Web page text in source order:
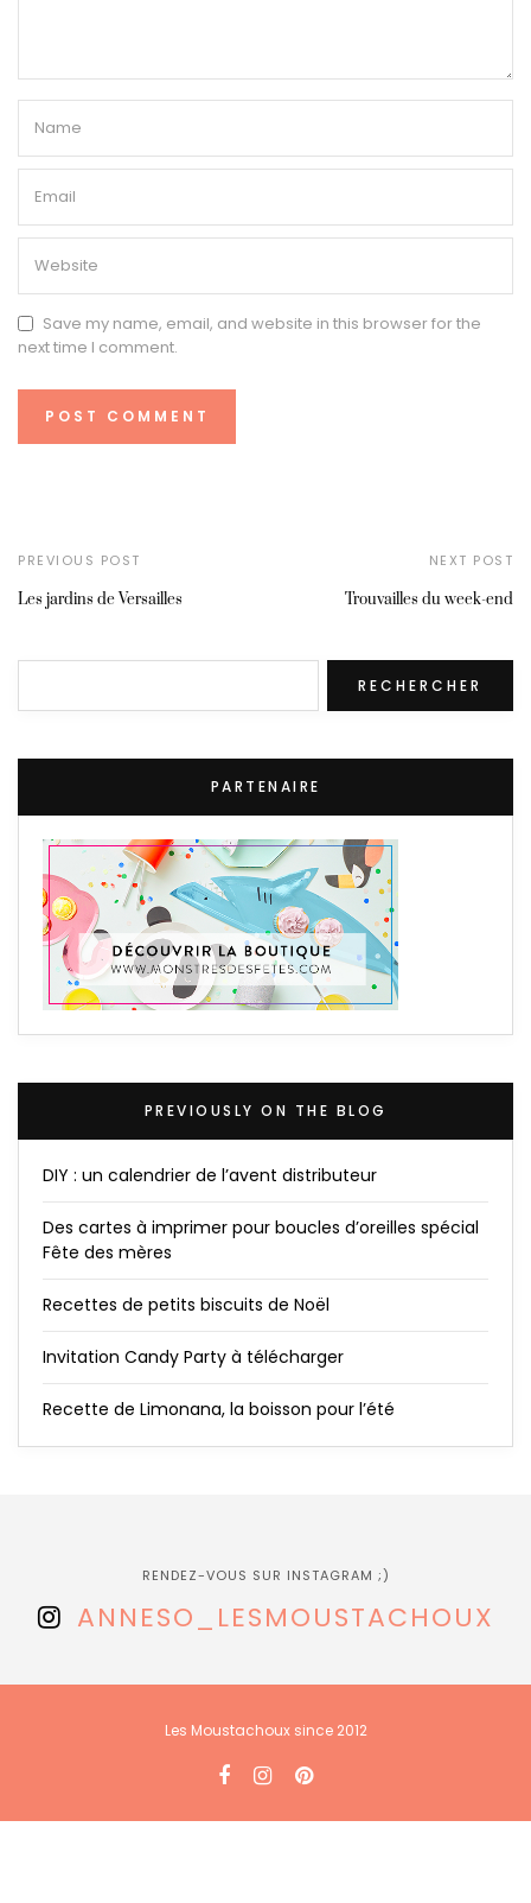
Save my name, email, and website in this browser for the
next time I comment.
PREVIOUS POST
Les jardins de Versailles
NEXT POST
Trouvailles du week-end
RECHERCHER
PARTENAIRE
PREVIOUSLY ON THE BLOG
DIY : un calendrier de l’avent distributeur
Des cartes à imprimer pour boucles d’oreilles spécial
Fête des mères
Recettes de petits biscuits de Noël
Invitation Candy Party à télécharger
Recette de Limonana, la boisson pour l’été
RENDEZ-VOUS SUR INSTAGRAM ;)
ANNESO_LESMOUSTACHOUX
Les Moustachoux since 2012